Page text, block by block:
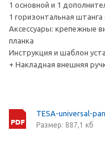
1 основной и 1
1 горизонтальная
Аксессуары: крепежные
планка
Инструкция и шаблон
+ Накладная внешняя
TESA-universal-
Размер: 887,1 кб